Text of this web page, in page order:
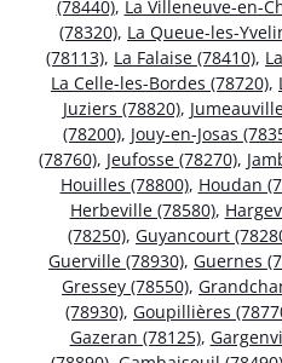
(78440), La Villeneuve-en-
(78320), La Queue-les-
(78113), La Falaise (78410),
La Celle-les-Bordes (78720),
Juziers (78820),
(78200), Jouy-en-Josas
(78760), Jeufosse (78270),
Houilles (78800), Houdan
Herbeville (78580),
(78250), Guyancourt
Guerville (78930), Guernes
Gressey (78550),
(78930), Goupillières
Gazeran (78125),